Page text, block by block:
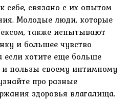
себе, связано с их опытом
Молодые люди, которые
также испытывают
и большее чувство
если хотите еще больше
пользы своему интимному
про разные
здоровья влагалища.